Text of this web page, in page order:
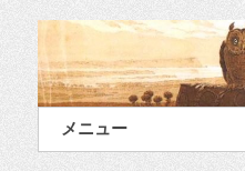
メニュー